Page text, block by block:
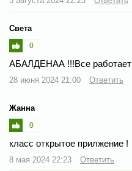
Света
0
АБАЛДЕНАА !!!Все работает
28 июня 2024 21:00 Ответить
Жанна
0
класс открытое прилжение !
8 мая 2024 22:23 Ответить